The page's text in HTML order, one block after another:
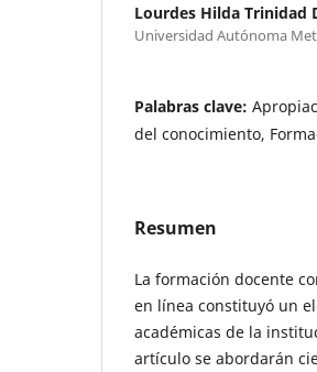
Lourdes Hilda Trinidad
Universidad Autónoma
Palabras clave:
del conocimiento,
Resumen
La formación docente
en línea constituyó un
académicas de la
artículo se abordarán